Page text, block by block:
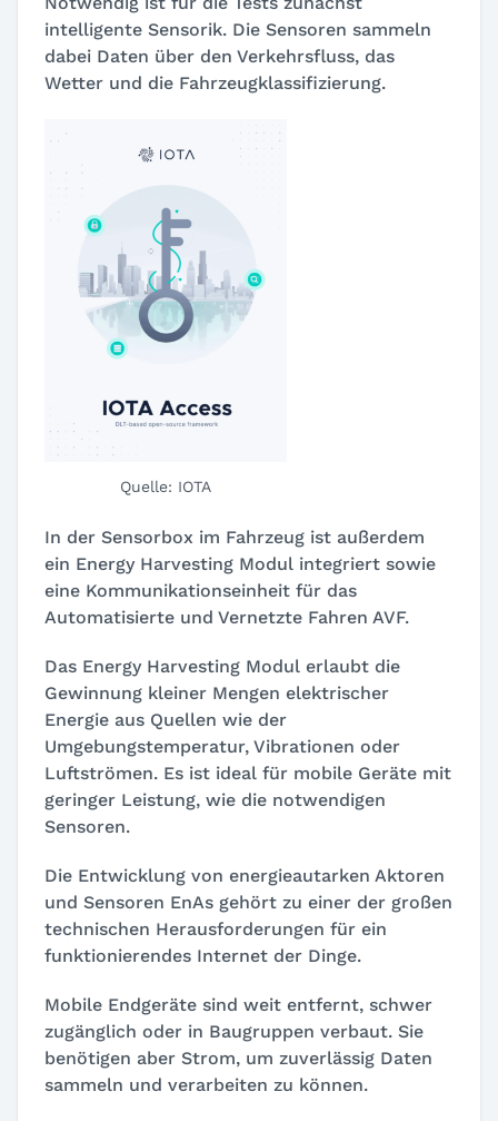
intelligente Sensorik. Die Sensoren sammeln
dabei Daten über den Verkehrsfluss, das
Wetter und die Fahrzeugklassifizierung.
Quelle: IOTA
In der Sensorbox im Fahrzeug ist außerdem
ein Energy Harvesting Modul integriert sowie
eine Kommunikationseinheit für das
Automatisierte und Vernetzte Fahren AVF.
Das Energy Harvesting Modul erlaubt die
Gewinnung kleiner Mengen elektrischer
Energie aus Quellen wie der
Umgebungstemperatur, Vibrationen oder
Luftströmen. Es ist ideal für mobile Geräte mit
geringer Leistung, wie die notwendigen
Sensoren.
Die Entwicklung von energieautarken Aktoren
und Sensoren EnAs gehört zu einer der großen
technischen Herausforderungen für ein
funktionierendes Internet der Dinge.
Mobile Endgeräte sind weit entfernt, schwer
zugänglich oder in Baugruppen verbaut. Sie
benötigen aber Strom, um zuverlässig Daten
sammeln und verarbeiten zu können.